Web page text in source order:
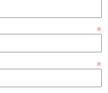
に収集した個人情報を厳正な管
報への不正アクセス、個人情
やかな是正対策を実施いたしま